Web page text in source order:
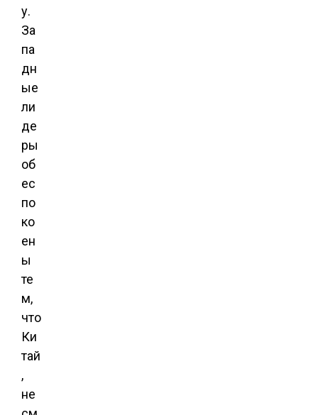
у.
За
па
дн
ые
ли
де
ры
об
ес
по
ко
ен
ы
те
м,
что
Ки
тай
,
не